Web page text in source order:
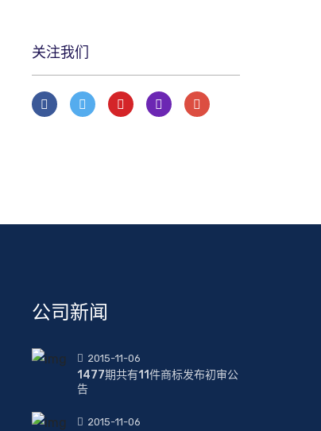
关注我们
公司新闻
2015-11-06
1477期共有11件商标发布初审公
告
2015-11-06